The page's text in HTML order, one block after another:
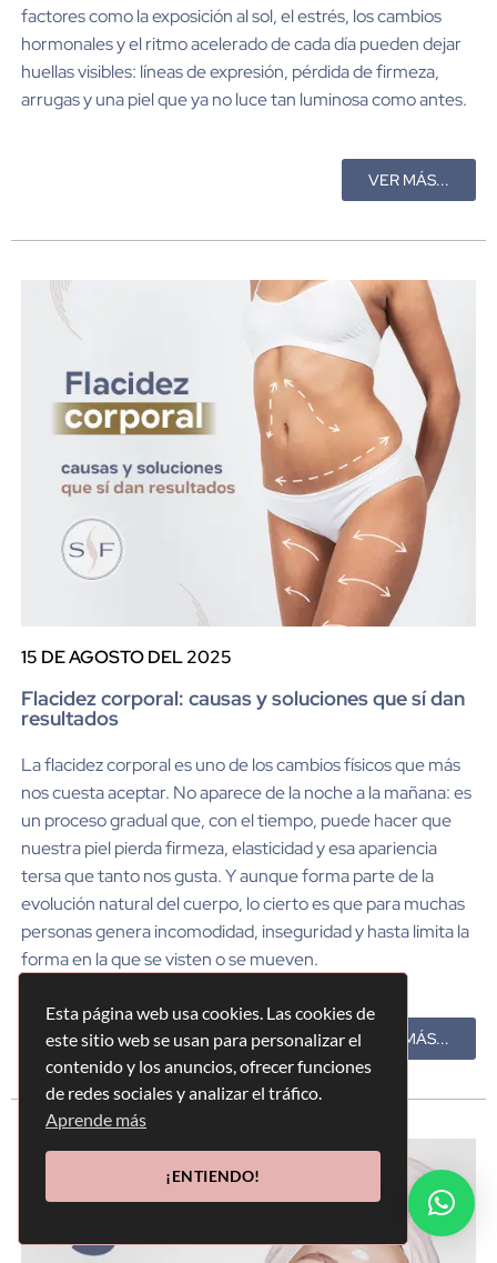
Esta página web usa cookies. Las cookies de
este sitio web se usan para personalizar el
contenido y los anuncios, ofrecer funciones
de redes sociales y analizar el tráfico.
Aprende más
¡ENTIENDO!
factores como la exposición al sol, el estrés, los cambios
hormonales y el ritmo acelerado de cada día pueden dejar
huellas visibles: líneas de expresión, pérdida de firmeza,
arrugas y una piel que ya no luce tan luminosa como antes.
VER MÁS...
15 DE AGOSTO DEL 2025
Flacidez corporal: causas y soluciones que sí dan
resultados
La flacidez corporal es uno de los cambios físicos que más
nos cuesta aceptar. No aparece de la noche a la mañana: es
un proceso gradual que, con el tiempo, puede hacer que
nuestra piel pierda firmeza, elasticidad y esa apariencia
tersa que tanto nos gusta. Y aunque forma parte de la
evolución natural del cuerpo, lo cierto es que para muchas
personas genera incomodidad, inseguridad y hasta limita la
forma en la que se visten o se mueven.
VER MÁS...